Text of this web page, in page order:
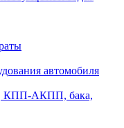
автомобиля
КПП-АКПП, бака,